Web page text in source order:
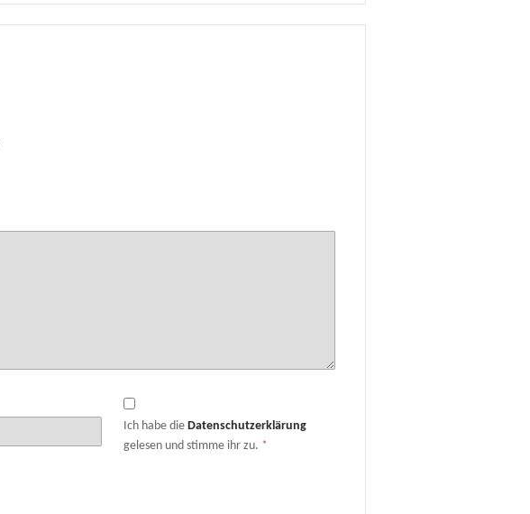
Ich habe dieDatenschutzerklärung
gelesen und stimme ihr zu. *